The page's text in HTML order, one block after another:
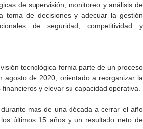
de supervisión, monitoreo y análisis de
toma de decisiones y adecuar la gestión
de seguridad, competitividad y
tecnológica forma parte de un proceso
agosto de 2020, orientado a reorganizar la
y elevar su capacidad operativa.
más de una década a cerrar el año
últimos 15 años y un resultado neto de